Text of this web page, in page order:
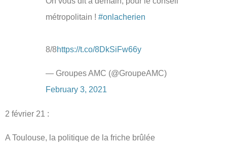
métropolitain ! #onlacherien
8/8https://t.co/8DkSiFw66y
— Groupes AMC (@GroupeAMC)
February 3, 2021
2 février 21 :
A Toulouse, la politique de la friche brûlée